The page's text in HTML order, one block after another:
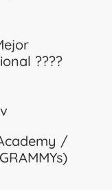
????
/